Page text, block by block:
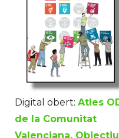
Digital obert: Atles
de la Comunitat
Valenciana.